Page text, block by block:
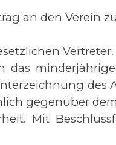
an den Verein
des
gegenüber
Mit